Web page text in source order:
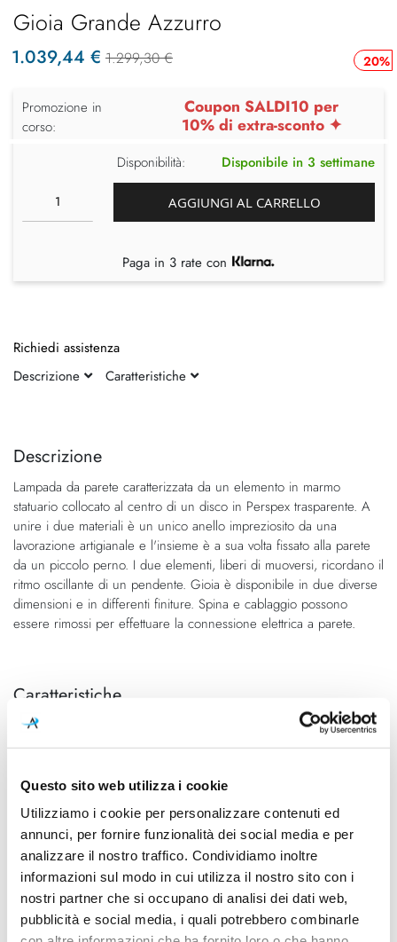
Questo sito web utilizza i cookie
Utilizziamo i cookie per personalizzare contenuti ed
annunci, per fornire funzionalità dei social media e per
analizzare il nostro traffico. Condividiamo inoltre
informazioni sul modo in cui utilizza il nostro sito con i
nostri partner che si occupano di analisi dei dati web,
pubblicità e social media, i quali potrebbero combinarle
fine
galleria
di
immagini
della
di
immagini
Descrizione
Lampada da parete caratterizzata da un elemento in marmo
statuario collocato al centro di un disco in Perspex trasparente. A
unire i due materiali è un unico anello impreziosito da una
lavorazione artigianale e l'insieme è a sua volta fissato alla parete
da un piccolo perno. I due elementi, liberi di muoversi, ricordano il
ritmo oscillante di un pendente. Gioia è disponibile in due diverse
dimensioni e in differenti finiture. Spina e cablaggio possono
essere rimossi per effettuare la connessione elettrica a parete.
Caratteristiche
Cod.Art.
FN306015_30
Grande
Designer
Dimensioni
Sorgente luminosa
Led integrato
Potenza e attacco
10W - 2700K - 831Lm - CRI>
90
Dimmerazione
On/Off
Classe energetica
A+
Gioia Grande Azzurro
20%
1.039,44 € 1.299,30 €
Promozione in
corso:
Coupon SALDI10 per
10% di extra-sconto ✦
Disponibilità: Disponibile in 3 settimane
AGGIUNGI AL CARRELLO
Paga in 3 rate con
Richiedi assistenza
Descrizione
Caratteristiche